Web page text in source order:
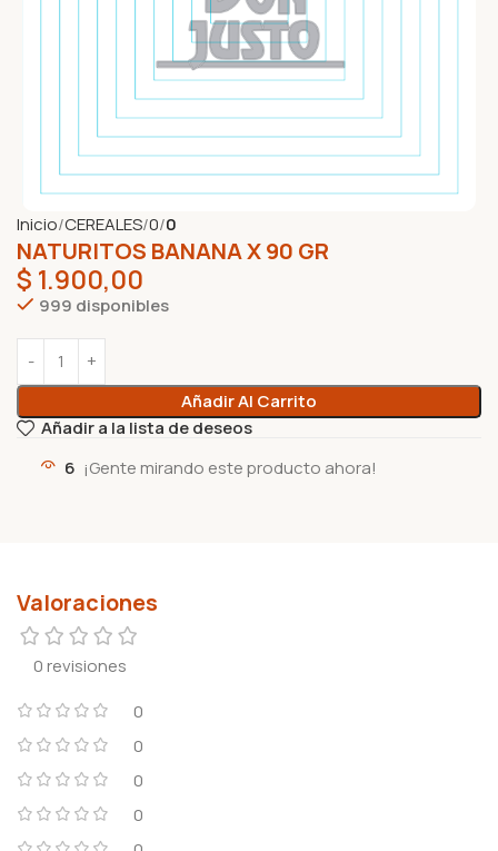
Inicio CEREALES 0 0
NATURITOS BANANA X 90 GR
$ 1.900,00
999 disponibles
Añadir Al Carrito
Añadir a la lista de deseos
6 ¡Gente mirando este producto ahora!
Valoraciones
0 revisiones
0
0
0
0